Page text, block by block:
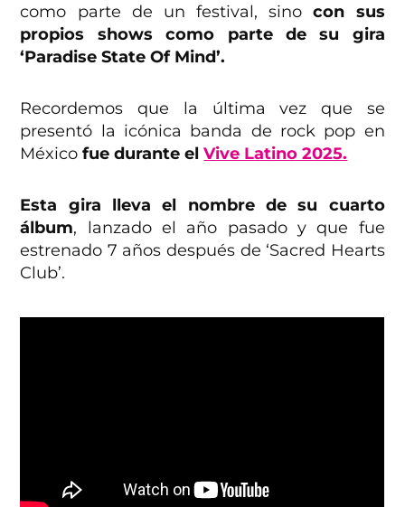
como parte de un festival, sinocon sus
propios shows
como parte de su gira
‘Paradise State Of Mind’.
Recordemos que la última vez que se
presentó la icónica banda de rock pop en
México fue durante elVive Latino 2025.
Esta gira lleva el nombre de su cuarto
álbum, lanzado el año pasado y que fue
estrenado 7 años después de ‘Sacred Hearts
Club’.